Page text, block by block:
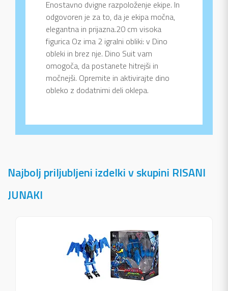
Enostavno dvigne razpoloženje ekipe. In
odgovoren je za to, da je ekipa močna,
elegantna in prijazna.20 cm visoka
figurica Oz ima 2 igralni obliki: v Dino
obleki in brez nje. Dino Suit vam
omogoča, da postanete hitrejši in
močnejši. Opremite in aktivirajte dino
obleko z dodatnimi deli oklepa.
Najbolj priljubljeni izdelki v skupini RISANI
JUNAKI